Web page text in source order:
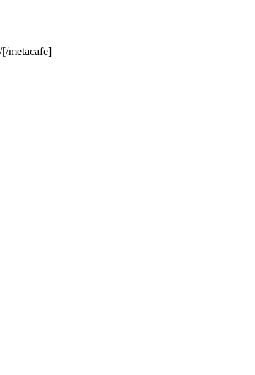
metacafe]